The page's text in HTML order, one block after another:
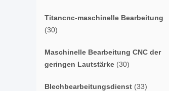
Titancnc-maschinelle Bearbeitung
(30)
Maschinelle Bearbeitung CNC der
geringen Lautstärke (30)
Blechbearbeitungsdienst (33)